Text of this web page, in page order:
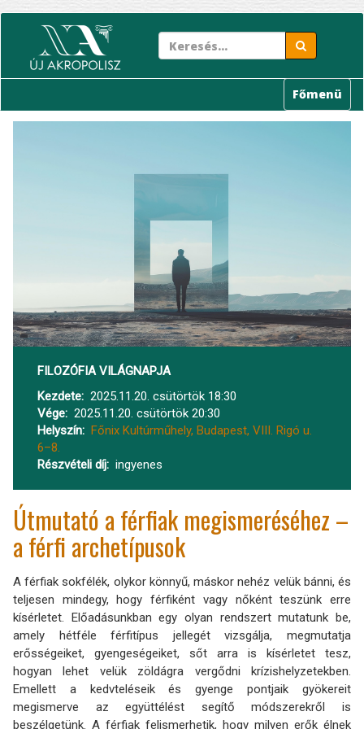
tartalomra
Főmenü
FILOZÓFIA VILÁGNAPJA
Kezdete
2025.11.20. csütörtök 18:30
Vége
2025.11.20. csütörtök 20:30
Helyszín
Főnix Kultúrműhely, Budapest, VIII. Rigó u.
6–8.
Részvételi díj
ingyenes
Útmutató a férfiak megismeréséhez –
a férfi archetípusok
A férfiak sokfélék, olykor könnyű, máskor nehéz velük bánni, és
teljesen mindegy, hogy férfiként vagy nőként teszünk erre
kísérletet. Előadásunkban egy olyan rendszert mutatunk be,
amely hétféle férfitípus jellegét vizsgálja, megmutatja
erősségeiket, gyengeségeiket, sőt arra is kísérletet tesz,
hogyan lehet velük zöldágra vergődni krízishelyzetekben.
Emellett a kedvteléseik és gyenge pontjaik gyökereit
megismerve az együttélést segítő módszerekről is
beszélgetünk. A férfiak felismerhetik, hogy milyen erők élnek